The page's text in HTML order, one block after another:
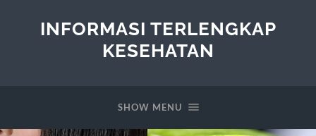
INFORMASI TERLENGKAP
KESEHATAN
SHOW MENU